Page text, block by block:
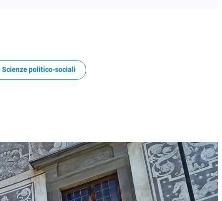
Scienze politico-sociali